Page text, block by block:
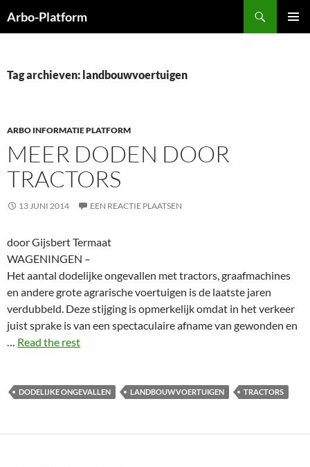
naar
Arbo-Platform
Tag archieven: landbouwvoertuigen
ARBO INFORMATIE PLATFORM
MEER DODEN DOOR
TRACTORS
13 JUNI 2014 EEN REACTIE PLAATSEN
door Gijsbert Termaat
WAGENINGEN –
Het aantal dodelijke ongevallen met tractors, graafmachines
en andere grote agrarische voertuigen is de laatste jaren
verdubbeld. Deze stijging is opmerkelijk omdat in het verkeer
juist sprake is van een spectaculaire afname van gewonden en
… Read the rest
DODELIJKE ONGEVALLEN LANDBOUWVOERTUIGEN TRACTORS